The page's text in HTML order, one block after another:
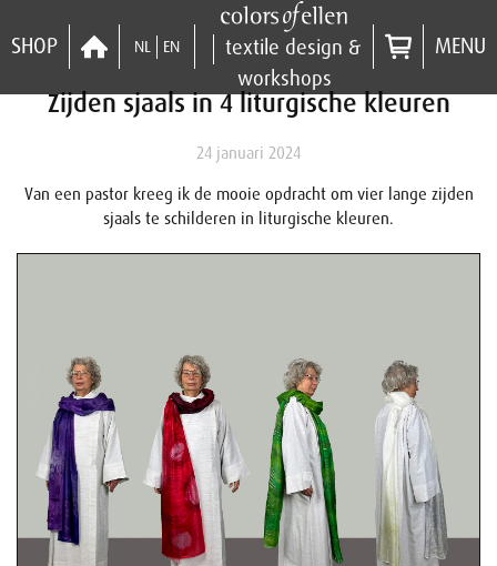
SHOP NL EN
textile design &
workshops
MENU
Zijden sjaals in 4 liturgische kleuren
24 januari 2024
Van een pastor kreeg ik de mooie opdracht om vier lange zijden
sjaals te schilderen in liturgische kleuren.